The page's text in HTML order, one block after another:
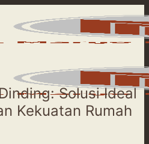
Solusi Ideal
Kekuatan Rumah